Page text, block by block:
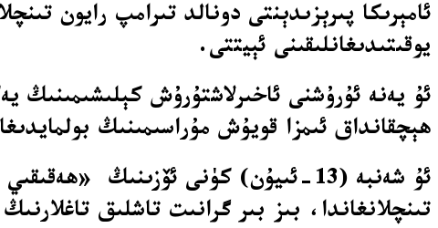
ئامېرىكا پىرېزىدېنتى دونالد تىرامپ رايون
يوقىتىدىغانلىقىنى ئېيتتى.
ئۇ يەنە ئۇرۇشنى ئاخىرلاشتۇرۇش كېلىشىمىنىڭ
ھېچقانداق ئىمزا قويۇش مۇراسىمىنىڭ